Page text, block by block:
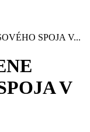
SPOJA V...
V